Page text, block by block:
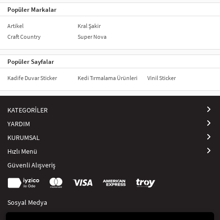
Popüler Markalar
Artikel
Craft Country
Kral Şakir
Super Nova
Popüler Sayfalar
Kadife Duvar Sticker Kedi Tırmalama Ürünleri Vinil Sticker
KATEGORİLER
YARDIM
KURUMSAL
Hızlı Menü
Güvenli Alışveriş
Sosyal Medya